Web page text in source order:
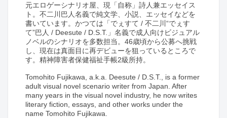
元エロゲーシナリオ屋、現「自称」詩人兼エッセイス
ト。不二川巴人名義で純文学、小説、エッセイなどを
書いています。かつては「でぇすて / 不二川“でぇす
て”巴人 / Deesute / D.S.T.」名義で成人向けビジュアル
ノベルのシナリオを多数担当。46歳頃から公募へ挑戦
し、現在は真面目に再デビューを狙っているところで
す。精神障害者保健福祉手帳2級所持。
Tomohito Fujikawa, a.k.a. Deesute / D.S.T., is a former
adult visual novel scenario writer from Japan. After
many years in the visual novel industry, he now writes
literary fiction, essays, and other works under the
name Tomohito Fujikawa.